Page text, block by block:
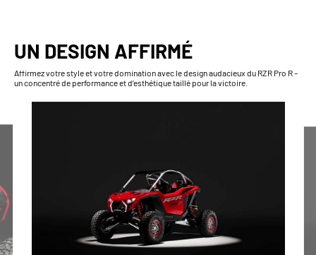
UN DESIGN AFFIRMÉ
Affirmez votre style et votre domination avec le design audacieux du RZR Pro R –
un concentré de performance et d’esthétique taillé pour la victoire.